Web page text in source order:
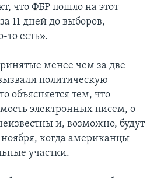
что ФБР пошло на этот
11 дней до выборов,
то есть».
менее чем за две
политическую
объясняется тем, что
электронных писем, о
и, возможно, будут
ноября, когда американцы
участки.